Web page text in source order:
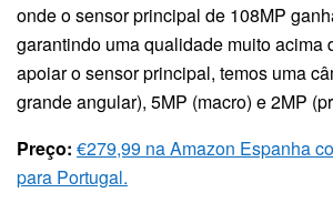
onde o sensor principal de 108MP
garantindo uma qualidade muito acima
apoiar o sensor principal, temos uma
grande angular), 5MP (macro) e 2MP
Preço: €279,99 na Amazon Espanha
para Portugal.